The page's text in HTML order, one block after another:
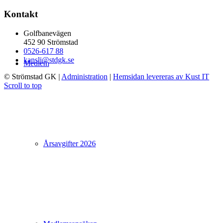
Medlem
Årsavgifter 2026
Kontakt
Golfbanevägen
452 90 Strömstad
0526-617 88
kansli@stdgk.se
© Strömstad GK | Administration | Hemsidan levereras av Kust IT
Scroll to top